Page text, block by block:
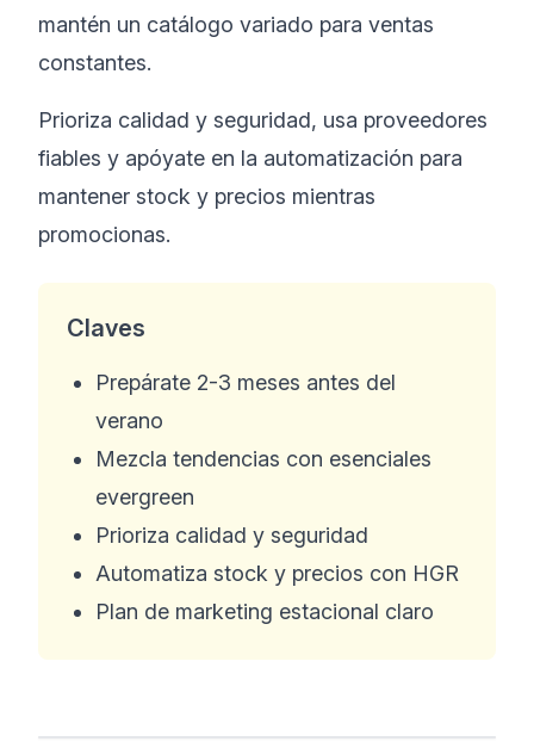
mantén un catálogo variado para ventas
constantes.
Prioriza calidad y seguridad, usa proveedores
fiables y apóyate en la automatización para
mantener stock y precios mientras
promocionas.
Claves
Prepárate 2-3 meses antes del
verano
Mezcla tendencias con esenciales
evergreen
Prioriza calidad y seguridad
Automatiza stock y precios con HGR
Plan de marketing estacional claro